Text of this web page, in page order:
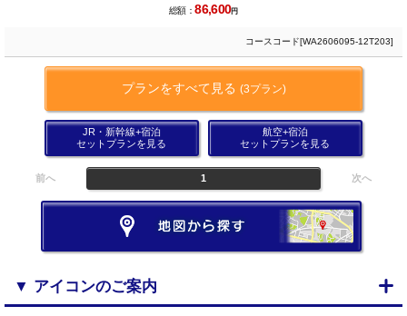
総額：86,600円
コースコード[WA2606095-12T203]
プランをすべて見る (3プラン)
JR・新幹線+宿泊
セットプランを見る
航空+宿泊
セットプランを見る
前へ 1 次へ
▼ アイコンのご案内